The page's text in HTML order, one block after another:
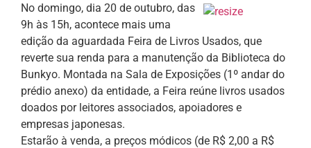
No domingo, dia 20 de outubro, das
9h às 15h, acontece mais uma
edição da aguardada Feira de Livros Usados, que
reverte sua renda para a manutenção da Biblioteca do
Bunkyo. Montada na Sala de Exposições (1º andar do
prédio anexo) da entidade, a Feira reúne livros usados
doados por leitores associados, apoiadores e
empresas japonesas.
Estarão à venda, a preços módicos (de R$ 2,00 a R$